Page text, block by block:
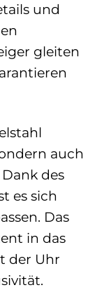
und
gleiten
auch
des
es sich
Das
in das
der Uhr